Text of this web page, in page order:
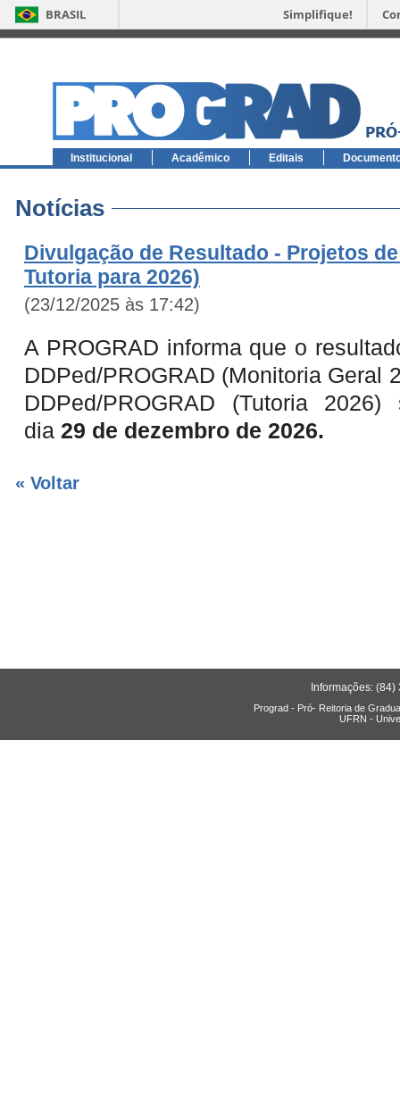
BRASIL Simplifique!
Institucional Acadêmico Editais
Notícias
Divulgação de Resultado - Projetos
Tutoria para 2026)
(23/12/2025 às 17:42)
A PROGRAD informa que o
DDPed/PROGRAD (Monitoria Geral
DDPed/PROGRAD (Tutoria
dia 29 de dezembro de 2026.
« Voltar
Informações:
Prograd - Pró- Reitoria de
UFRN -